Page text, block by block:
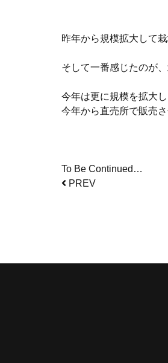
昨年から規模拡大して
そして一番感じたのが
今年は更に規模を拡大
今年から直売所で販売
To Be Continued…
PREV